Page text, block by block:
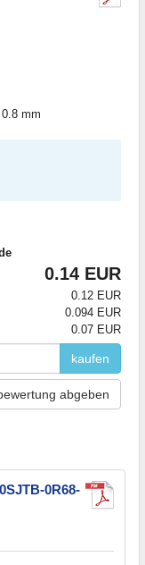
mm
0.14 EUR
0.12 EUR
0.094 EUR
0.07 EUR
kaufen
abgeben
0R68-